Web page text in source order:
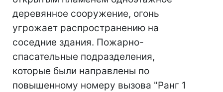
деревянное сооружение, огонь
угрожает распространению на
соседние здания. Пожарно-
спасательные подразделения,
которые были направлены по
повышенному номеру вызова "Ранг 1